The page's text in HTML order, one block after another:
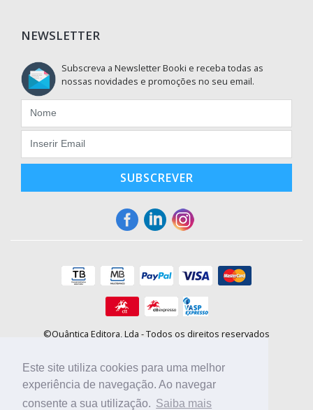
Este site utiliza cookies para uma melhor
experiência de navegação. Ao navegar
consente a sua utilização. Saiba mais
NEWSLETTER
Subscreva a Newsletter Booki e receba todas as
nossas novidades e promoções no seu email.
SUBSCREVER
©Quântica Editora, Lda - Todos os direitos reservados
E-mail: info@booki.pt
Tel.: +351 220 104 872(custo de chamada para a rede fixa